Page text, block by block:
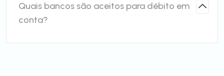
Quais bancos são aceitos para débito em
conta?